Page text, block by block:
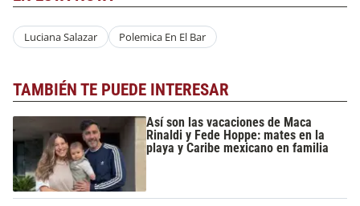
Luciana Salazar Polemica En El Bar
TAMBIÉN TE PUEDE INTERESAR
Así son las vacaciones de Maca
Rinaldi y Fede Hoppe: mates en la
playa y Caribe mexicano en familia